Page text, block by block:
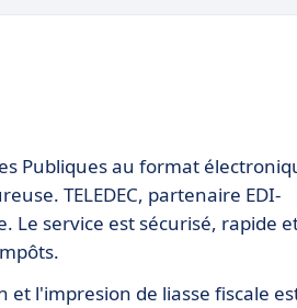
Publiques au format
TELEDEC, partenaire EDI-
Le service est sécurisé, rapide
et l'impresion de liasse fiscale